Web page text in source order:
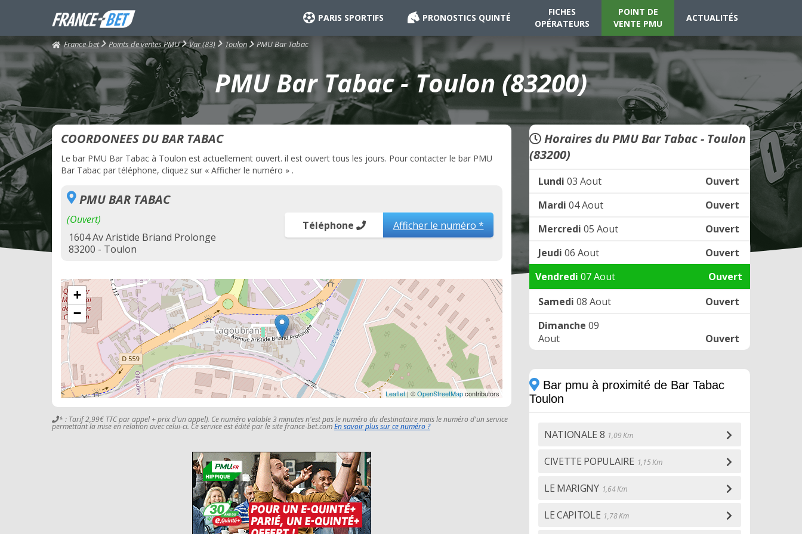
PARIS SPORTIFS PRONOSTICS QUINTÉ
FICHES
OPÉRATEURS
POINT DE
VENTE PMU
ACTUALITÉS
France-bet Points de ventes PMU Var (83) Toulon PMU Bar Tabac
PMU Bar Tabac - Toulon (83200)
COORDONEES DU BAR TABAC
Le bar PMU Bar Tabac à Toulon est actuellement ouvert. il est ouvert tous les jours. Pour contacter le bar PMU
Bar Tabac par téléphone, cliquez sur « Afficher le numéro » .
PMU BAR TABAC
(Ouvert)
1604 Av Aristide Briand Prolonge
83200 - Toulon
Téléphone Afficher le numéro *
+
−
Leaflet | ©OpenStreetMapcontributors
* : Tarif 2,99€ TTC par appel + prix d'un appel). Ce numéro valable 3 minutes n'est pas le numéro du destinataire mais le numéro d'un service
permettant la mise en relation avec celui-ci. Ce service est édité par le site france-bet.comEn savoir plus sur ce numéro ?
Horaires du PMU Bar Tabac - Toulon
(83200)
Lundi 03 Aout
Ouvert
Mardi 04 Aout
Ouvert
Mercredi 05 Aout
Ouvert
Jeudi 06 Aout
Ouvert
Vendredi 07 Aout
Ouvert
Samedi 08 Aout
Ouvert
Dimanche 09
Aout
Ouvert
Bar pmu à proximité de Bar Tabac
Toulon
NATIONALE 8 1,09 Km
CIVETTE POPULAIRE 1,15 Km
LE MARIGNY 1,64 Km
LE CAPITOLE 1,78 Km